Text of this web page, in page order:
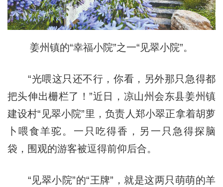
姜州镇的“幸福小院”之一“见翠小院”。
“光喂这只还不行，你看，另外那只急得都
把头伸出栅栏了！”近日，凉山州会东县姜州镇
建设村“见翠小院”里，负责人郑小翠正拿着胡萝
卜喂食羊驼。一只吃得香，另一只急得探脑
袋，围观的游客被逗得前仰后合。
“见翠小院”的“王牌”，就是这两只萌萌的羊